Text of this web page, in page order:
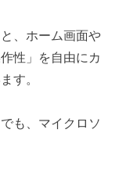
、ホーム画面や
性」を自由にカ
す。
も、マイクロソ